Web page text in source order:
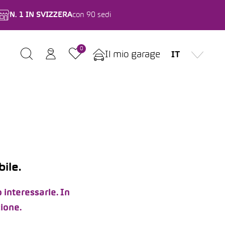
N. 1 IN SVIZZERAcon 90 sedi
0
Il mio garage IT
interessarle. In